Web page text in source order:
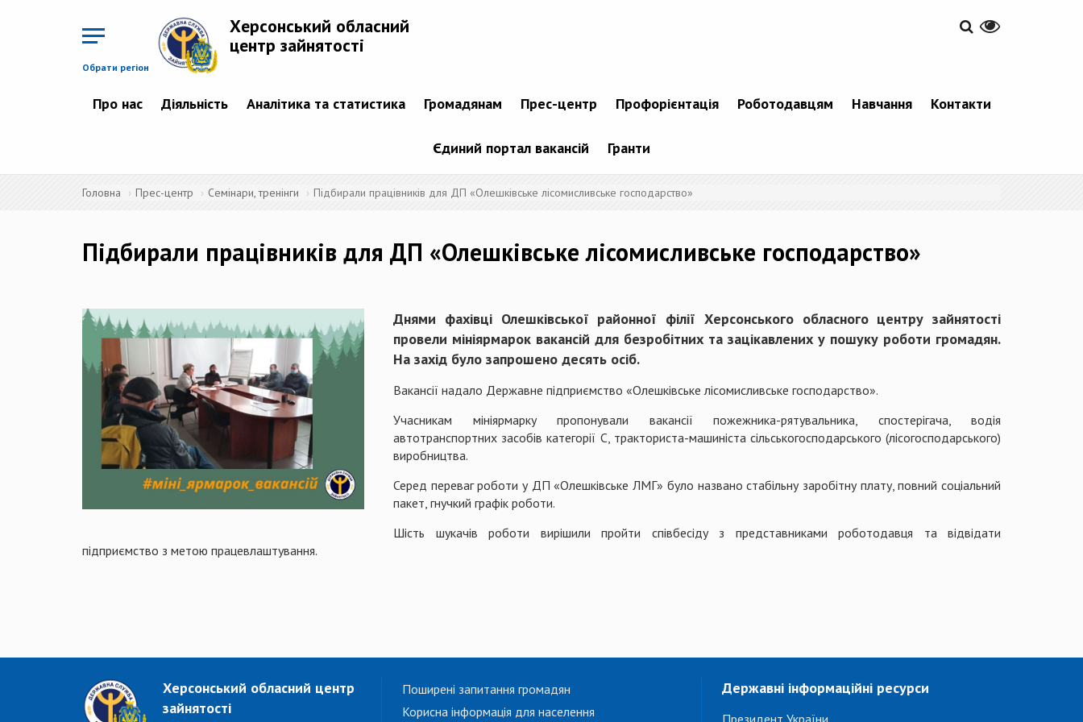
Обрати регіон
Херсонський обласний
центр зайнятості
Про нас Діяльність Аналітика та статистика Громадянам Прес-центр Профорієнтація Роботодавцям Навчання Контакти
Єдиний портал вакансій Гранти
Головна Прес-центр Семінари, тренінги Підбирали працівників для ДП «Олешківське лісомисливське господарство»
Підбирали працівників для ДП «Олешківське лісомисливське господарство»
Днями фахівці Олешківської районної філії Херсонського обласного центру зайнятості
провели мініярмарок вакансій для безробітних та зацікавлених у пошуку роботи громадян.
На захід було запрошено десять осіб.
Вакансії надало Державне підприємство «Олешківське лісомисливське господарство».
Учасникам мініярмарку пропонували вакансії пожежника-рятувальника, спостерігача, водія
автотранспортних засобів категорії С, тракториста-машиніста сільськогосподарського (лісогосподарського)
виробництва.
Серед переваг роботи у ДП «Олешківське ЛМГ» було названо стабільну заробітну плату, повний соціальний
пакет, гнучкий графік роботи.
Шість шукачів роботи вирішили пройти співбесіду з представниками роботодавця та відвідати
підприємство з метою працевлаштування.
Херсонський обласний центр
зайнятості
Поширені запитання громадян
Корисна інформація для населення
Державні інформаційні ресурси
Президент України